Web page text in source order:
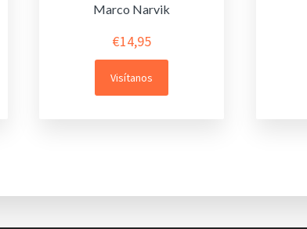
Marco Narvik
€14,95
Visítanos